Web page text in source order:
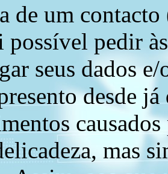
de um
pedir
seus dados
desde
mas